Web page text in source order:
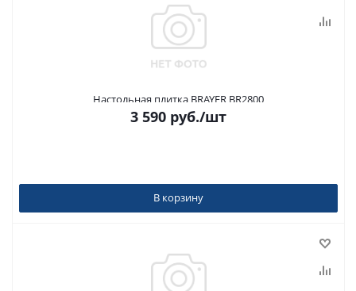
Настольная плитка BRAYER BR2800
3 590 руб./шт
В корзину